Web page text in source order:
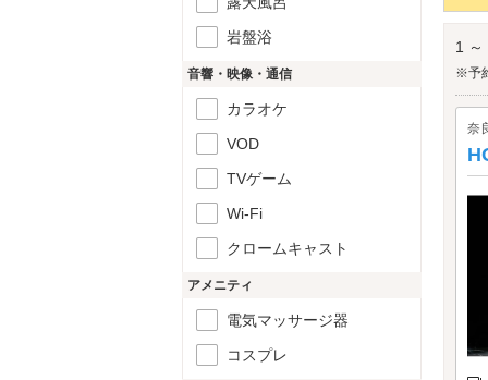
1 ～
※予
奈
岩盤浴
音響・映像・通信
カラオケ
VOD
TVゲーム
Wi-Fi
クロームキャスト
アメニティ
電気マッサージ器
コスプレ